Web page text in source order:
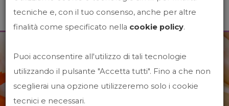
News&Events
tecniche e, con il tuo consenso, anche per altre
finalità come specificato nella cookie policy.
Puoi acconsentire all'utilizzo di tali tecnologie
utilizzando il pulsante "Accetta tutti". Fino a che non
sceglierai una opzione utilizzeremo solo i cookie
tecnici e necessari.